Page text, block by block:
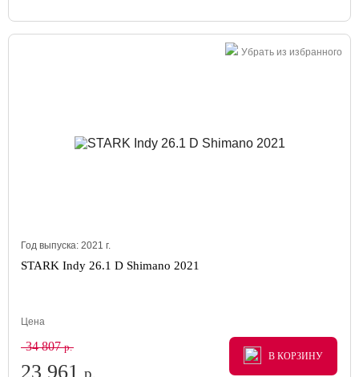
Убрать из избранного
Год выпуска: 2021 г.
STARK Indy 26.1 D Shimano 2021
Цена
34 807р.
23 961 р.
В КОРЗИНУ
В КОРЗИНУ
В КОРЗИНУ